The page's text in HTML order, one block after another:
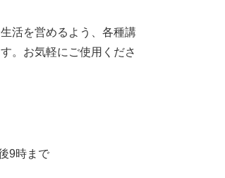
活を営めるよう、各種講
。お気軽にご使用くださ
9時まで